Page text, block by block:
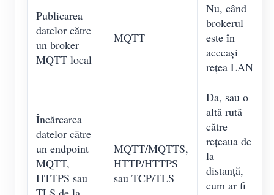
Publicarea
datelor către
un broker
MQTT local
MQTT
Nu, când
brokerul
este în
aceeași
rețea LAN
Încărcarea
datelor către
un endpoint
MQTT,
HTTPS sau
MQTT/MQTTS,
HTTP/HTTPS
sau TCP/TLS
Da, sau o
altă rută
către
rețeaua de
la
distanță,
cum ar fi